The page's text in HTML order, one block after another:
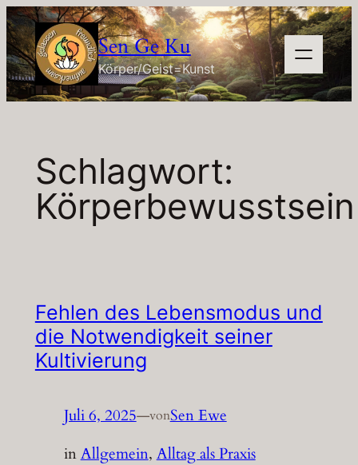
Zum
Inhalt
springen
Sen Ge Ku
Körper/Geist=Kunst
Schlagwort:
Körperbewusstsein
Fehlen des Lebensmodus und
die Notwendigkeit seiner
Kultivierung
Juli 6, 2025—vonSen Ewe
inAllgemein, Alltag als Praxis